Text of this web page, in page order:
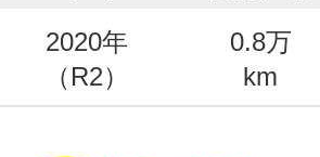
2020年
（R2）
0.8万
km